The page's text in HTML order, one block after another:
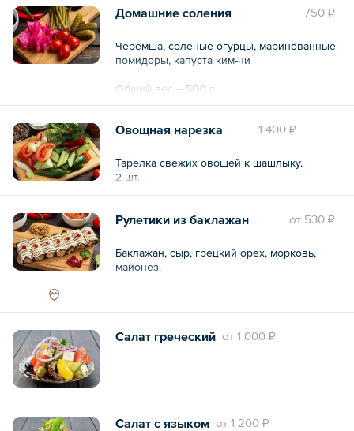
Общий вес – 1.3 кг 750 ₽
Домашние соления
Черемша, соленые огурцы, маринованные
помидоры, капуста ким-чи
Общий вес – 500 г
1 400 ₽
Овощная нарезка
Тарелка свежих овощей к шашлыку.
2 шт.
oт 530 ₽
Рулетики из баклажан
Баклажан, сыр, грецкий орех, морковь,
майонез.
oт 1 000 ₽
Салат греческий
oт 1 200 ₽
Салат с языком